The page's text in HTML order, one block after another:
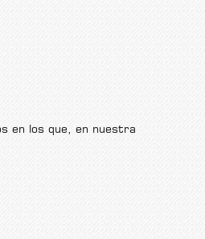
en los que, en nuestra